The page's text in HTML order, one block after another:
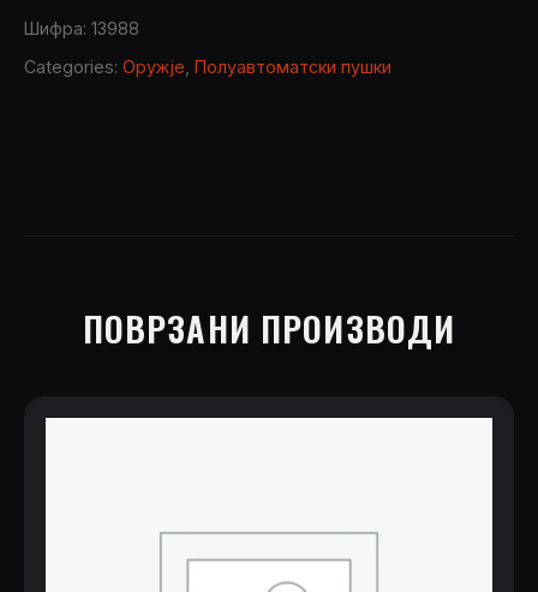
12/76
quantity
Шифра: 13988
Categories: Оружје Полуавтоматски пушки
ПОВРЗАНИ ПРОИЗВОДИ